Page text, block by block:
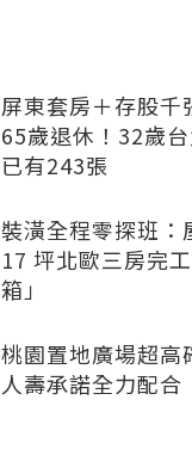
屏東套房＋存股千
65歲退休！32歲
已有243張
裝潢全程零探班：
17 坪北歐三房完
箱」
桃園置地廣場超高
人壽承諾全力配合